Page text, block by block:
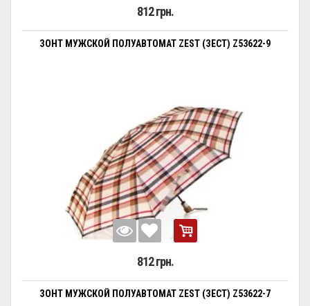
812 грн.
ЗОНТ МУЖСКОЙ ПОЛУАВТОМАТ ZEST (ЗЕСТ) Z53622-9
812 грн.
ЗОНТ МУЖСКОЙ ПОЛУАВТОМАТ ZEST (ЗЕСТ) Z53622-7